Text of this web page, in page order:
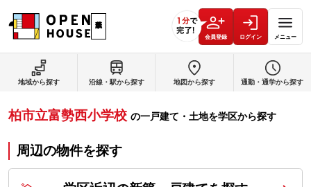
会員登録 ログイン メニュー
地域から探す 沿線・駅から探す 地図から探す 通勤・通学から探す
柏市立富勢西小学校 の一戸建て・土地を学区から探す
周辺の物件を探す